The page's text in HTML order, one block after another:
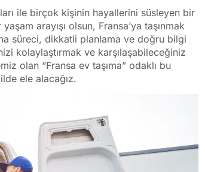
ile birçok kişinin hayallerini süsleyen bir
arayışı olsun, Fransa’ya taşınmak
süreci, dikkatli planlama ve doğru bilgi
kolaylaştırmak ve karşılaşabileceğiniz
olan “Fransa ev taşıma” odaklı bu
ele alacağız.